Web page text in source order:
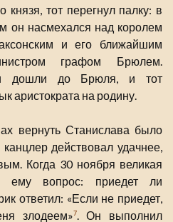
князя, тот перегнул палку: в
он насмехался над королем
и его ближайшим
графом Брюлем.
дошли до Брюля, и тот
аристократа на родину.
вернуть Станислава было
действовал удачнее,
Когда 30 ноября великая
ему вопрос: приедет ли
ответил: «Если не приедет,
злодеем»7. Он выполнил